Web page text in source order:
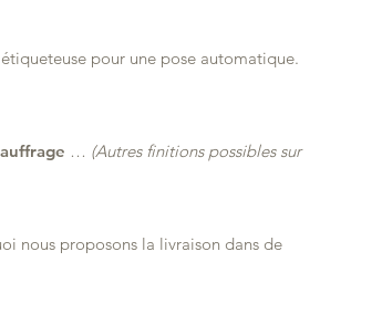
pour une pose automatique.
… (Autres finitions possibles sur
nous proposons la livraison dans de